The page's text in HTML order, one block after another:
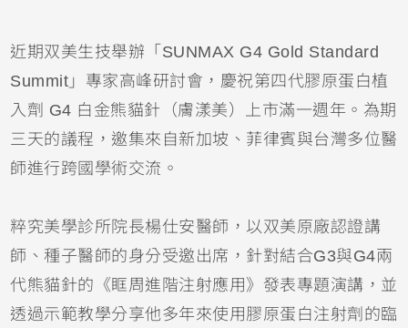
近期双美生技舉辦「SUNMAX G4 Gold Standard
Summit」專家高峰研討會，慶祝第四代膠原蛋白植
入劑 G4 白金熊貓針（膚漾美）上市滿一週年。為期
三天的議程，邀集來自新加坡、菲律賓與台灣多位醫
師進行跨國學術交流。
粹究美學診所院長楊仕安醫師，以双美原廠認證講
師、種子醫師的身分受邀出席，針對結合G3與G4兩
代熊貓針的《眶周進階注射應用》發表專題演講，並
透過示範教學分享他多年來使用膠原蛋白注射劑的臨